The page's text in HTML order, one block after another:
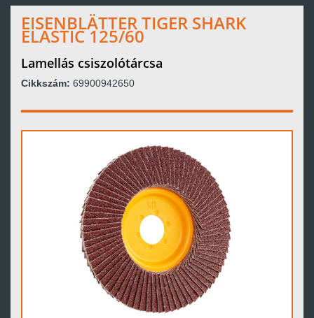
EISENBLÄTTER TIGER SHARK
ELASTIC 125/60
Lamellás csiszolótárcsa
Cikkszám: 69900942650